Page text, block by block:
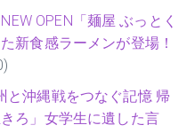
OPEN「麺屋 ぶっとく
新食感ラーメンが登場！
と沖縄戦をつなぐ記憶 帰
ろ」女学生に遺した言